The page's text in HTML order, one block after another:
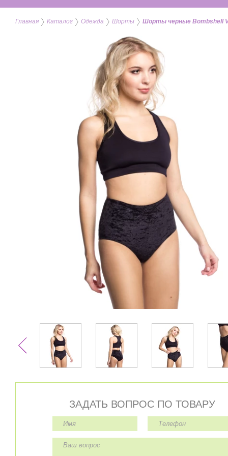
Главная Каталог Одежда Шорты Шорты черные Bombshell
ЗАДАТЬ ВОПРОС ПО ТОВАРУ